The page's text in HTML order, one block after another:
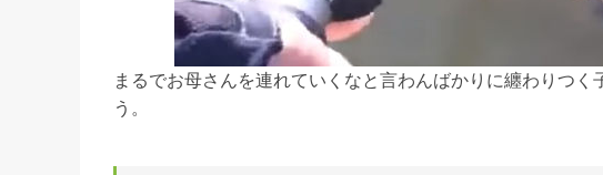
まるでお母さんを連れていくなと言わんばかりに纏わりつ
う。